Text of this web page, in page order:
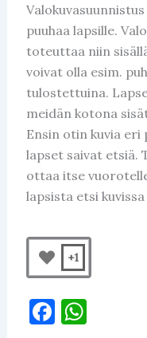
puuhaa lapsille.
toteuttaa niin
voivat olla esim.
tulostettuina.
meidän kotona
Ensin otin kuvia
lapset saivat etsiä.
ottaa itse
lapsista etsi kuvissa
+1
F W